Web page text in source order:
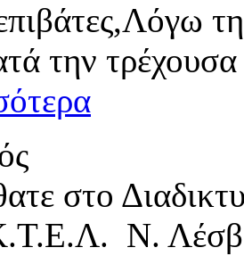
την
στο
Ν.